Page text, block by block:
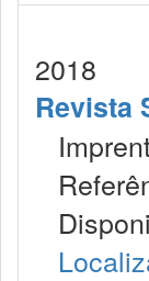
2018
Revista